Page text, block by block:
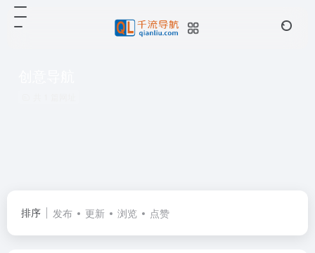
排序 发布 更新 浏览 点赞